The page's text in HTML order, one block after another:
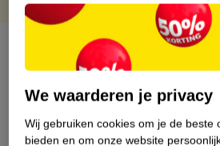
Over dit product
Nature Impact Score
We waarderen je privacy
Wij gebruiken cookies om je de beste
bieden en om onze website